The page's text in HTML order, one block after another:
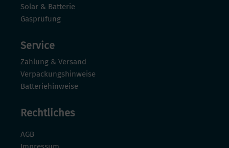
Solar & Batterie
Gasprüfung
Service
Zahlung & Versand
Verpackungshinweise
Batteriehinweise
Rechtliches
AGB